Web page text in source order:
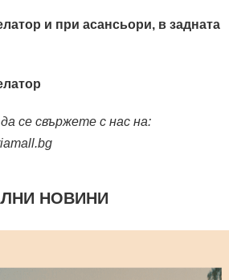
и при асансьори, в задната
се свържете с нас на:
НОВИНИ